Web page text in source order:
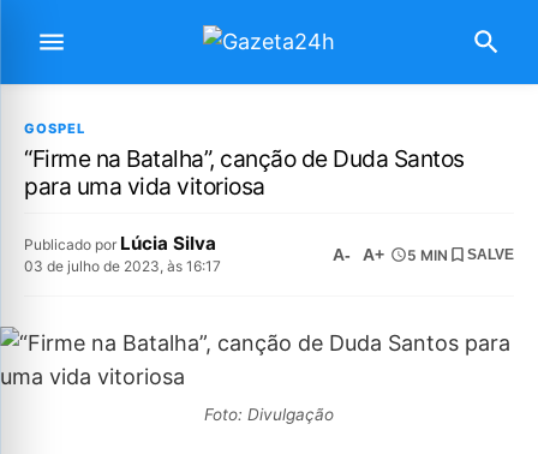
GOSPEL
“Firme na Batalha”, canção de Duda Santos
para uma vida vitoriosa
Publicado por Lúcia Silva
03 de julho de 2023, às 16:17
A- A+ 5 MIN SALVE
Foto: Divulgação